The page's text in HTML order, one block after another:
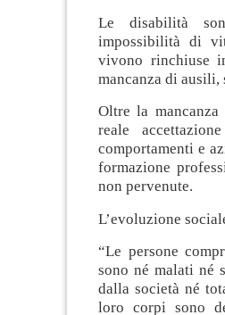
Le disabilità
impossibilità di
vivono rinchiuse
mancanza di ausili,
Oltre la
reale
comportamenti e
formazione
non pervenute.
L’evoluzione
“Le persone
sono né malati né
dalla società né
loro corpi sono